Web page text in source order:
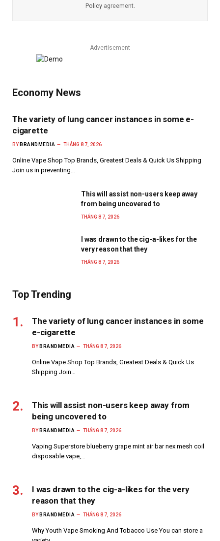
Policyagreement.
Advertisement
Economy News
The variety of lung cancer instances in some e-
cigarette
BY BRANDMEDIA THÁNG 8 7, 2026
Online Vape Shop Top Brands, Greatest Deals & Quick Us Shipping
Join us in preventing…
This will assist non-users keep away
from being uncovered to
THÁNG 8 7, 2026
I was drawn to the cig-a-likes for the
very reason that they
THÁNG 8 7, 2026
Top Trending
The variety of lung cancer instances in some
e-cigarette
BY BRANDMEDIA THÁNG 8 7, 2026
Online Vape Shop Top Brands, Greatest Deals & Quick Us
Shipping Join…
This will assist non-users keep away from
being uncovered to
BY BRANDMEDIA THÁNG 8 7, 2026
Vaping Superstore blueberry grape mint air bar nex mesh coil
disposable vape,…
I was drawn to the cig-a-likes for the very
reason that they
BY BRANDMEDIA THÁNG 8 7, 2026
Why Youth Vape Smoking And Tobacco Use You can store a